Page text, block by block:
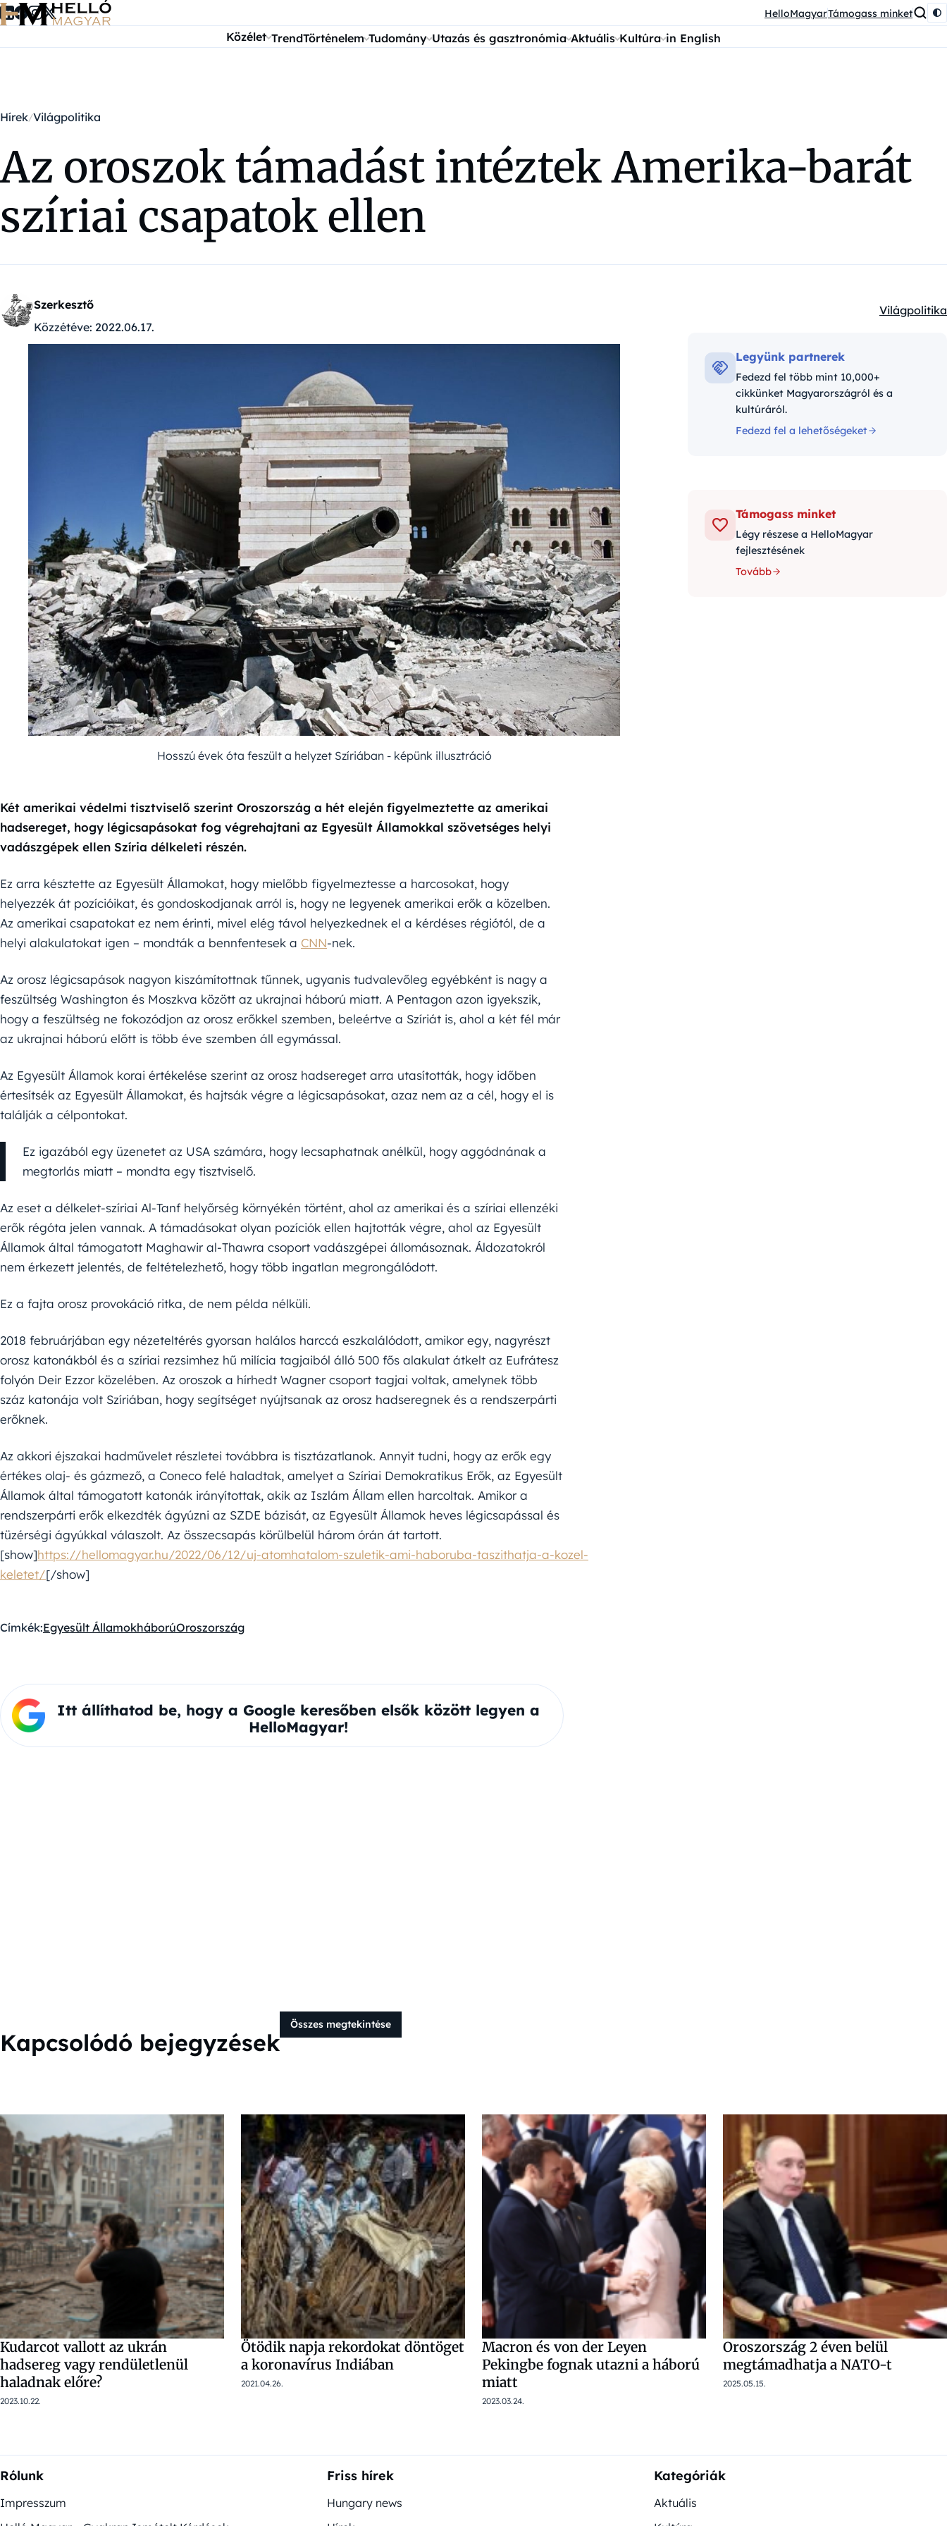
Ugrás a tartalomra HelloMagyarTámogass minket
Közélet TrendTörténelem Tudomány Utazás és gasztronómia Aktuális Kultúra in English
Hírek Világpolitika
Az oroszok támadást intéztek Amerika-barát
szíriai csapatok ellen
Szerkesztő
Közzétéve: 2022.06.17.
Kategóriák:
Világpolitika
Hosszú évek óta feszült a helyzet Szíriában - képünk illusztráció
Két amerikai védelmi tisztviselő szerint Oroszország a hét elején figyelmeztette az amerikai
hadsereget, hogy légicsapásokat fog végrehajtani az Egyesült Államokkal szövetséges helyi
vadászgépek ellen Szíria délkeleti részén.
Ez arra késztette az Egyesült Államokat, hogy mielőbb figyelmeztesse a harcosokat, hogy
helyezzék át pozícióikat, és gondoskodjanak arról is, hogy ne legyenek amerikai erők a közelben.
Az amerikai csapatokat ez nem érinti, mivel elég távol helyezkednek el a kérdéses régiótól, de a
helyi alakulatokat igen – mondták a bennfentesek a CNN-nek.
Az orosz légicsapások nagyon kiszámítottnak tűnnek, ugyanis tudvalevőleg egyébként is nagy a
feszültség Washington és Moszkva között az ukrajnai háború miatt. A Pentagon azon igyekszik,
hogy a feszültség ne fokozódjon az orosz erőkkel szemben, beleértve a Szíriát is, ahol a két fél már
az ukrajnai háború előtt is több éve szemben áll egymással.
Az Egyesült Államok korai értékelése szerint az orosz hadsereget arra utasították, hogy időben
értesítsék az Egyesült Államokat, és hajtsák végre a légicsapásokat, azaz nem az a cél, hogy el is
találják a célpontokat.
Ez igazából egy üzenetet az USA számára, hogy lecsaphatnak anélkül, hogy aggódnának a
megtorlás miatt – mondta egy tisztviselő.
Az eset a délkelet-szíriai Al-Tanf helyőrség környékén történt, ahol az amerikai és a szíriai ellenzéki
erők régóta jelen vannak. A támadásokat olyan pozíciók ellen hajtották végre, ahol az Egyesült
Államok által támogatott Maghawir al-Thawra csoport vadászgépei állomásoznak. Áldozatokról
nem érkezett jelentés, de feltételezhető, hogy több ingatlan megrongálódott.
Ez a fajta orosz provokáció ritka, de nem példa nélküli.
2018 februárjában egy nézeteltérés gyorsan halálos harccá eszkalálódott, amikor egy, nagyrészt
orosz katonákból és a szíriai rezsimhez hű milícia tagjaiból álló 500 fős alakulat átkelt az Eufrátesz
folyón Deir Ezzor közelében. Az oroszok a hírhedt Wagner csoport tagjai voltak, amelynek több
száz katonája volt Szíriában, hogy segítséget nyújtsanak az orosz hadseregnek és a rendszerpárti
erőknek.
Az akkori éjszakai hadművelet részletei továbbra is tisztázatlanok. Annyit tudni, hogy az erők egy
értékes olaj- és gázmező, a Coneco felé haladtak, amelyet a Szíriai Demokratikus Erők, az Egyesült
Államok által támogatott katonák irányítottak, akik az Iszlám Állam ellen harcoltak. Amikor a
rendszerpárti erők elkezdték ágyúzni az SZDE bázisát, az Egyesült Államok heves légicsapással és
tüzérségi ágyúkkal válaszolt. Az összecsapás körülbelül három órán át tartott.
[show]https://hellomagyar.hu/2022/06/12/uj-atomhatalom-szuletik-ami-haboruba-taszithatja-a-kozel-
keletet/[/show]
Címkék:Egyesült ÁllamokháborúOroszország
Itt állíthatod be, hogy a Google keresőben elsők között legyen a
HelloMagyar!
Legyünk partnerek
Fedezd fel több mint 10,000+
cikkünket Magyarországról és a
kultúráról.
Fedezd fel a lehetőségeket
Támogass minket
Légy részese a HelloMagyar
fejlesztésének
Tovább
Kapcsolódó bejegyzések
Összes megtekintése
Kudarcot vallott az ukrán
hadsereg vagy rendületlenül
haladnak előre?
2023.10.22.
Ötödik napja rekordokat döntöget
a koronavírus Indiában
2021.04.26.
Macron és von der Leyen
Pekingbe fognak utazni a háború
miatt
2023.03.24.
Oroszország 2 éven belül
megtámadhatja a NATO-t
2025.05.15.
Rólunk
Impresszum
Friss hírek
Hungary news
Kategóriák
Aktuális